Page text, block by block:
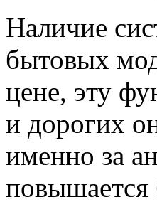
Наличие
бытовых
цене, эту
и дорогих
именно за
повышается